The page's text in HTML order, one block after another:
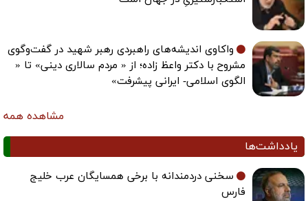
واکاوی اندیشه‌های راهبردی رهبر شهید در گفت‌وگوی
مشروح با دکتر واعظ زاده؛ از « مردم سالاری دینی» تا «
الگوی اسلامی- ایرانی پیشرفت»
مشاهده همه
یادداشت‌ها
سخنی دردمندانه با برخی همسایگان عرب خلیج
فارس